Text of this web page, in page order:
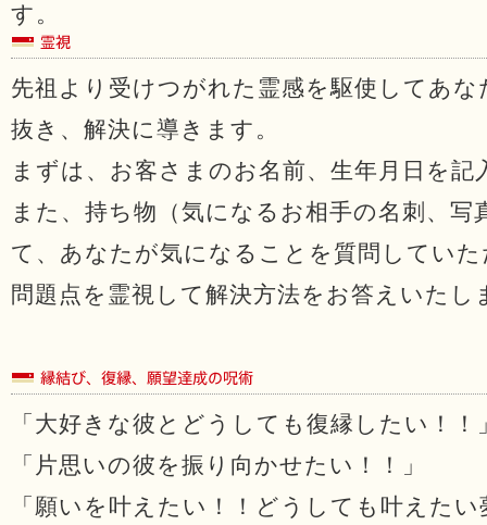
す。
先祖より受けつがれた霊感を駆使してあ
抜き、解決に導きます。
まずは、お客さまのお名前、生年月日を
また、持ち物（気になるお相手の名刺、
て、あなたが気になることを質問してい
問題点を霊視して解決方法をお答えいたし
「大好きな彼とどうしても復縁したい！！
「片思いの彼を振り向かせたい！！」
「願いを叶えたい！！どうしても叶えた